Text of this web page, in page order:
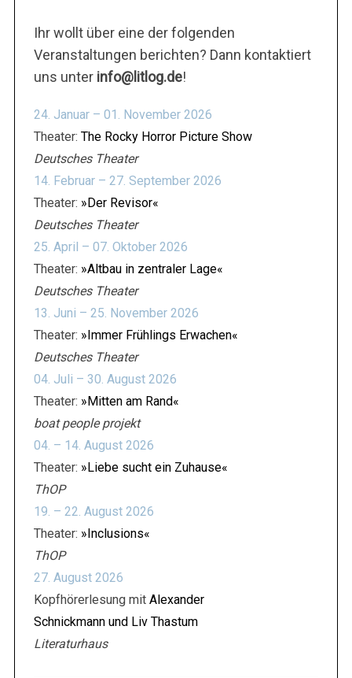
Ihr wollt über eine der folgenden
Veranstaltungen berichten? Dann kontaktiert
uns unter info@litlog.de!
24. Januar – 01. November 2026
Theater: The Rocky Horror Picture Show
Deutsches Theater
14. Februar – 27. September 2026
Theater: »Der Revisor«
Deutsches Theater
25. April – 07. Oktober 2026
Theater: »Altbau in zentraler Lage«
Deutsches Theater
13. Juni – 25. November 2026
Theater: »Immer Frühlings Erwachen«
Deutsches Theater
04. Juli – 30. August 2026
Theater: »Mitten am Rand«
boat people projekt
04. – 14. August 2026
Theater: »Liebe sucht ein Zuhause«
ThOP
19. – 22. August 2026
Theater: »Inclusions«
ThOP
27. August 2026
Kopfhörerlesung mit Alexander
Schnickmann und Liv Thastum
Literaturhaus